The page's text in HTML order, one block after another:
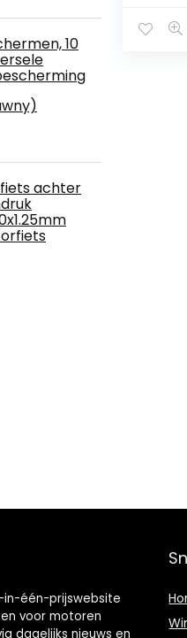
10
achter
in-één-prijswebsite
voor motoren
dagelijks nieuws en